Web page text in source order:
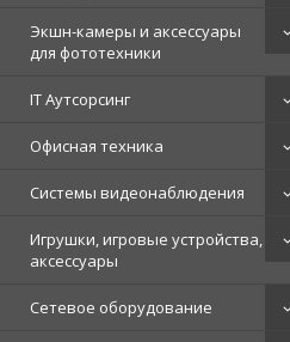
Экшн-камеры и аксессуары
для фототехники
IT Аутсорсинг
Офисная техника
Системы видеонаблюдения
Игрушки, игровые устройства,
аксессуары
Сетевое оборудование